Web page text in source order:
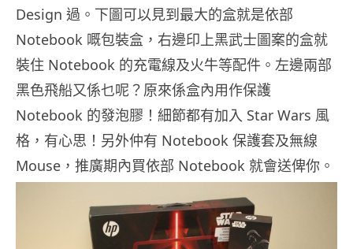
Design 過。下圖可以見到最大的盒就是依部
Notebook 嘅包裝盒，右邊印上黑武士圖案的盒就
裝住 Notebook 的充電線及火牛等配件。左邊兩部
黑色飛船又係乜呢？原來係盒內用作保護
Notebook 的發泡膠！細節都有加入 Star Wars 風
格，有心思！另外仲有 Notebook 保護套及無線
Mouse，推廣期內買依部 Notebook 就會送俾你。